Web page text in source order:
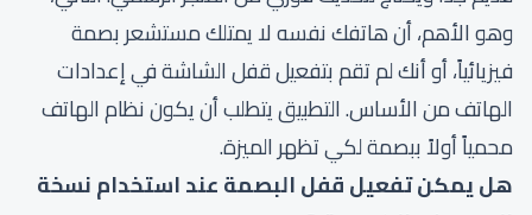
وهو الأهم، أن هاتفك نفسه لا يمتلك مستشعر بصمة
فيزيائياً، أو أنك لم تقم بتفعيل قفل الشاشة في إعدادات
الهاتف من الأساس. التطبيق يتطلب أن يكون نظام الهاتف
محمياً أولاً ببصمة لكي تظهر الميزة.
هل يمكن تفعيل قفل البصمة عند استخدام نسخة